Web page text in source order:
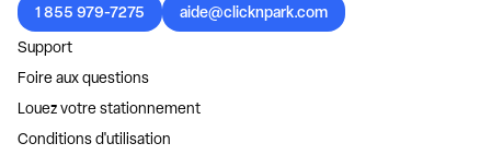
1 855 979-7275
aide@clicknpark.com
Support
Foire aux questions
Louez votre stationnement
Conditions d'utilisation